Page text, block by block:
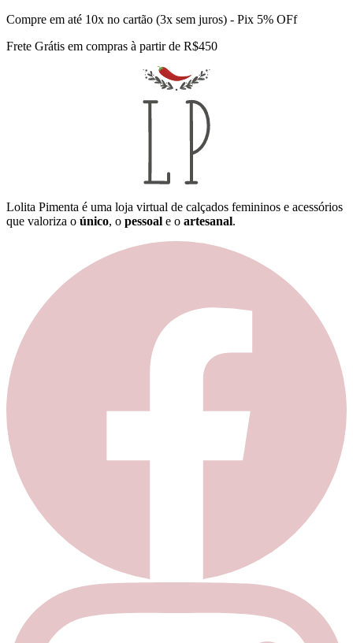
Compre em até 10x no cartão (3x sem juros) - Pix 5% OFf
Frete Grátis em compras à partir de R$450
Lolita Pimenta é uma loja virtual de calçados femininos e acessórios
que valoriza o único, o pessoal e o artesanal.